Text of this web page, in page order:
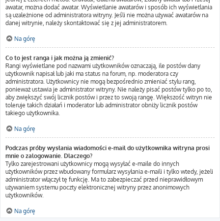
awatar, można dodać awatar. Wyświetlanie awatarów i sposób ich wyświetlania
są uzależnione od administratora witryny. Jeśli nie można używać awatarów na
danej witrynie, należy skontaktować się z jej administratorem.
Na górę
Co to jest ranga i jak można ją zmienić?
Rangi wyświetlane pod nazwami użytkowników oznaczają, ile postów dany
użytkownik napisał lub jaki ma status na forum, np. moderatora czy
administratora. Użytkownicy nie mogą bezpośrednio zmieniać stylu rang,
ponieważ ustawia je administrator witryny. Nie należy pisać postów tylko po to,
aby zwiększyć swój licznik postów i przez to swoją rangę. Większość witryn nie
toleruje takich działań i moderator lub administrator obniży licznik postów
takiego użytkownika.
Na górę
Podczas próby wysłania wiadomości e-mail do użytkownika witryna prosi
mnie o zalogowanie. Dlaczego?
Tylko zarejestrowani użytkownicy mogą wysyłać e-maile do innych
użytkowników przez wbudowany formularz wysyłania e-maili i tylko wtedy, jeżeli
administrator włączył tę funkcję. Ma to zabezpieczać przed nieprawidłowym
używaniem systemu poczty elektronicznej witryny przez anonimowych
użytkowników.
Na górę